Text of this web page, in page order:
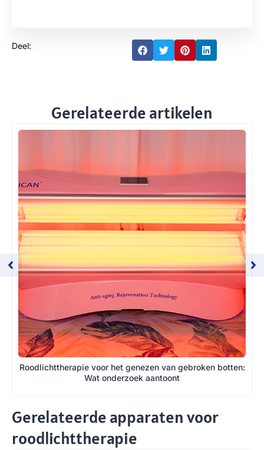
Deel:
Gerelateerde artikelen
Roodlichttherapie voor het genezen van gebroken botten:
Wat onderzoek aantoont
Gerelateerde apparaten voor
roodlichttherapie